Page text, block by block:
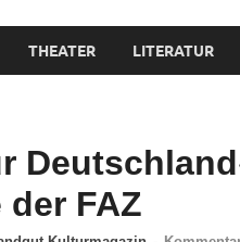
THEATER LITERATUR
FAZ